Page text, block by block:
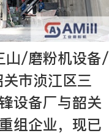
山/磨粉机设备/
市浈江区三
设备厂与韶关
组企业，现已